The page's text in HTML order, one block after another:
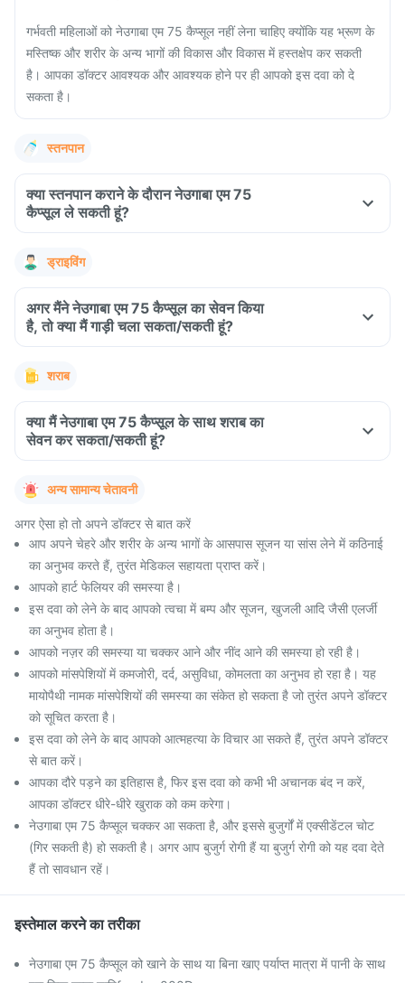
गर्भवती महिलाओं को नेउगाबा एम 75 कैप्सूल नहीं लेना चाहिए क्योंकि यह भ्रूण के
मस्तिष्क और शरीर के अन्य भागों की विकास और विकास में हस्तक्षेप कर सकती
है। आपका डॉक्टर आवश्यक और आवश्यक होने पर ही आपको इस दवा को दे
सकता है।
स्तनपान
क्या स्तनपान कराने के दौरान नेउगाबा एम 75
कैप्सूल ले सकती हूं?
ड्राइविंग
अगर मैंने नेउगाबा एम 75 कैप्सूल का सेवन किया
है, तो क्या मैं गाड़ी चला सकता/सकती हूं?
शराब
क्या मैं नेउगाबा एम 75 कैप्सूल के साथ शराब का
सेवन कर सकता/सकती हूं?
अन्य सामान्य चेतावनी
अगर ऐसा हो तो अपने डॉक्टर से बात करें
आप अपने चेहरे और शरीर के अन्य भागों के आसपास सूजन या सांस लेने में कठिनाई
का अनुभव करते हैं, तुरंत मेडिकल सहायता प्राप्त करें।
आपको हार्ट फेलियर की समस्या है।
इस दवा को लेने के बाद आपको त्वचा में बम्प और सूजन, खुजली आदि जैसी एलर्जी
का अनुभव होता है।
आपको नज़र की समस्या या चक्कर आने और नींद आने की समस्या हो रही है।
आपको मांसपेशियों में कमजोरी, दर्द, असुविधा, कोमलता का अनुभव हो रहा है। यह
मायोपैथी नामक मांसपेशियों की समस्या का संकेत हो सकता है जो तुरंत अपने डॉक्टर
को सूचित करता है।
इस दवा को लेने के बाद आपको आत्महत्या के विचार आ सकते हैं, तुरंत अपने डॉक्टर
से बात करें।
आपका दौरे पड़ने का इतिहास है, फिर इस दवा को कभी भी अचानक बंद न करें,
आपका डॉक्टर धीरे-धीरे खुराक को कम करेगा।
नेउगाबा एम 75 कैप्सूल चक्कर आ सकता है, और इससे बुजुर्गों में एक्सीडेंटल चोट
(गिर सकती है) हो सकती है। अगर आप बुजुर्ग रोगी हैं या बुजुर्ग रोगी को यह दवा देते
हैं तो सावधान रहें।
इस्तेमाल करने का तरीका
नेउगाबा एम 75 कैप्सूल को खाने के साथ या बिना खाए पर्याप्त मात्रा में पानी के साथ